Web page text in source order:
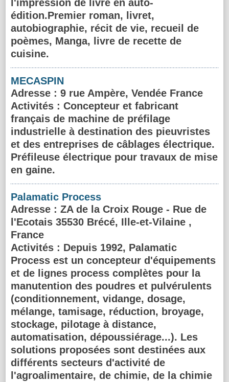
l'impression de livre en auto-
édition.Premier roman, livret,
autobiographie, récit de vie, recueil de
poèmes, Manga, livre de recette de
cuisine.
MECASPIN
Adresse : 9 rue Ampère, Vendée France
Activités : Concepteur et fabricant
français de machine de préfilage
industrielle à destination des pieuvristes
et des entreprises de câblages électrique.
Préfileuse électrique pour travaux de mise
en gaine.
Palamatic Process
Adresse : ZA de la Croix Rouge - Rue de
l'Ecotais 35530 Brécé, Ille-et-Vilaine ,
France
Activités : Depuis 1992, Palamatic
Process est un concepteur d'équipements
et de lignes process complètes pour la
manutention des poudres et pulvérulents
(conditionnement, vidange, dosage,
mélange, tamisage, réduction, broyage,
stockage, pilotage à distance,
automatisation, dépoussiérage...). Les
solutions proposées sont destinées aux
différents secteurs d'activité de
l'agroalimentaire, de chimie, de la chimie